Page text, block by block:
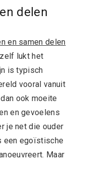
delen
en samen delen
lukt het
is typisch
vooral vanuit
ook moeite
en gevoelens
je net die ouder
een egoïstische
Maar